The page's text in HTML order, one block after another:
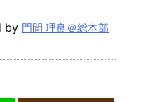
by 門間 理良＠総本部